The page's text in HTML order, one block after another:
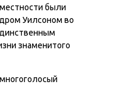
были
Уилсоном во
знаменитого